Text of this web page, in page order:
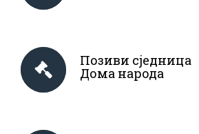
Позиви сједница
Дома народа